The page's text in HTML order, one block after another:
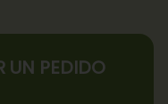
UN PEDIDO